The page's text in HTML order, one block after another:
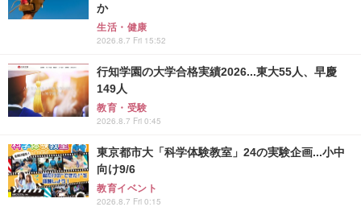
か
生活・健康
2026.8.7 Fri 15:52
行知学園の大学合格実績2026...東大55人、早慶
149人
教育・受験
2026.8.7 Fri 0:45
東京都市大「科学体験教室」24の実験企画...小中
向け9/6
教育イベント
2026.8.7 Fri 0:15